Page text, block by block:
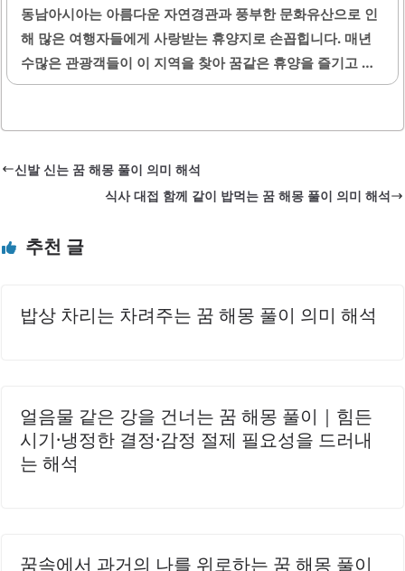
동남아시아는 아름다운 자연경관과 풍부한 문화유산으로 인
해 많은 여행자들에게 사랑받는 휴양지로 손꼽힙니다. 매년
수많은 관광객들이 이 지역을 찾아 꿈같은 휴양을 즐기고 있
습니다. 이번 글에서는 동남아시아에서 방문할 만한 최고의
는 여행자들의 선호도와 전문가들의 추천을 바탕으로 하였으
며, 각 지역의 특징과 매력을 상세히 설명드리겠습니다. 그럼
습니다. 1. 발리, 인도네시아 발리는 인도네시아에서 가장 유
휴양지입니다. 이곳에서는 세계적으로 유명한 우붓의 라이스
한 스파와 요가 수업이 있어 몸과 마음을 치유할 수 있는 공간
신발 신는 꿈 해몽 풀이 의미 해석
식사 대접 함께 같이 밥먹는 꿈 해몽 풀이 의미 해석
추천 글
밥상 차리는 차려주는 꿈 해몽 풀이 의미 해석
얼음물 같은 강을 건너는 꿈 해몽 풀이｜힘든
시기·냉정한 결정·감정 절제 필요성을 드러내
는 해석
꿈속에서 과거의 나를 위로하는 꿈 해몽 풀이